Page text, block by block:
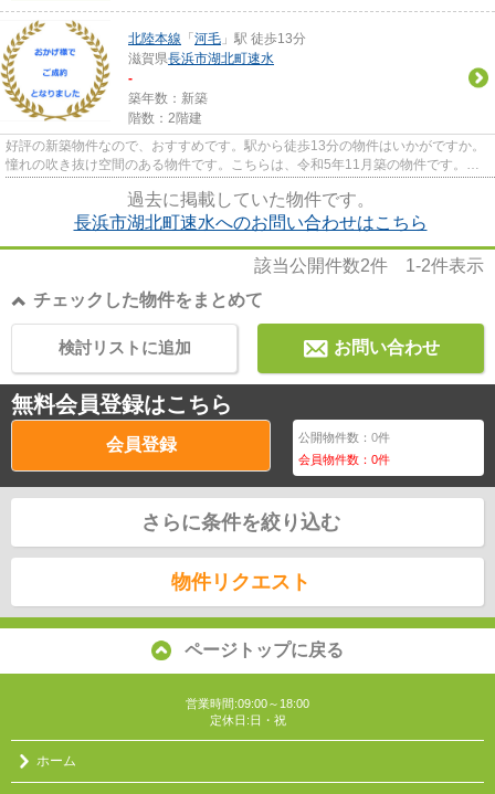
北陸本線 「 河毛 」駅 徒歩13分
滋賀県長浜市湖北町速水
-
築年数：新築
階数：2階建
好評の新築物件なので、おすすめです。駅から徒歩13分の物件はいかがですか。
憧れの吹き抜け空間のある物件です。こちらは、令和5年11月築の物件です。長
過去に掲載していた物件です。
長浜市湖北町速水へのお問い合わせはこちら
該当公開件数2件 1-2件表示
チェックした物件をまとめて
お問い合わせ
検討リストに追加
無料会員登録はこちら
会員登録 公開物件数：0件
会員物件数：0件
さらに条件を絞り込む
物件リクエスト
ページトップに戻る
営業時間:09:00～18:00
定休日:日・祝
ホーム